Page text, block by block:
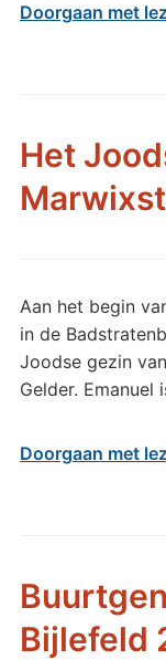
Doorgaan met
Het
Aan het begin
in de
Joodse gezin
Gelder.
Doorgaan met
Bijlefeld